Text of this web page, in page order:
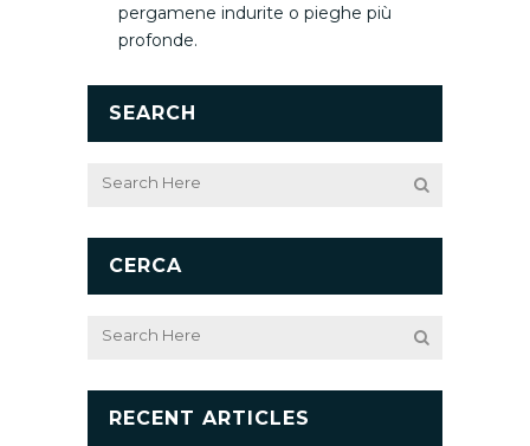
pergamene indurite o pieghe più
profonde.
SEARCH
CERCA
RECENT ARTICLES